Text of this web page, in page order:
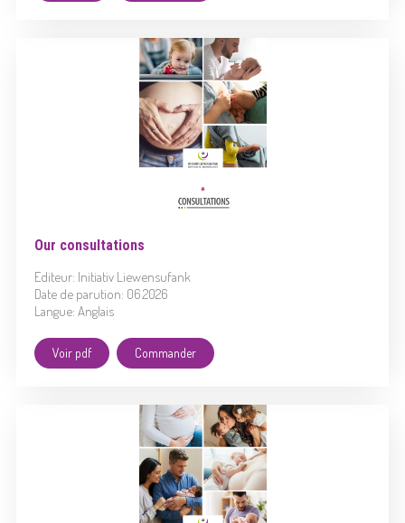
Our consultations
Editeur: Initiativ Liewensufank
Date de parution: 06.2026
Langue: Anglais
Voir pdf Commander